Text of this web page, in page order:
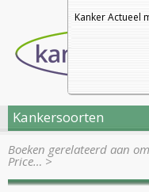
Kanker Actueel
Kankersoorten
Boeken gerelateerd aan
Price… >